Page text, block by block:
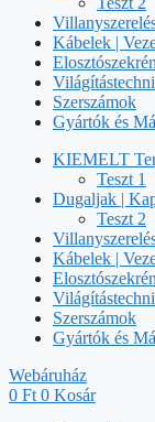
Kábelek |
Szerszámok
Gyártók és
KIEMELT
Teszt 1
Dugaljak |
Teszt 2
Kábelek |
Szerszámok
Gyártók és
Webáruház
0 Ft 0 Kosár